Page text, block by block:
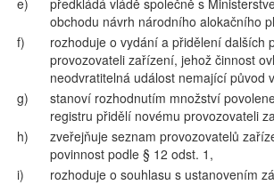
e)
předkládá vládě společně s
obchodu návrh národního alokačního
f)
rozhoduje o vydání a přidělení dalších
provozovateli zařízení, jehož činnost
neodvratitelná událost nemající původ
g)
stanoví rozhodnutím množství
registru přidělí novému provozovateli
h)
zveřejňuje seznam provozovatelů
povinnost podle § 12 odst. 1,
i)
rozhoduje o souhlasu s ustanovením